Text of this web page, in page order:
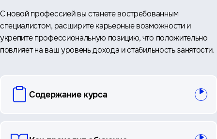
С новой профессией вы станете востребованным
специалистом, расширите карьерные возможности и
укрепите профессиональную позицию, что положительно
повлияет на ваш уровень дохода и стабильность занятости.
вопросы
Содержание курса